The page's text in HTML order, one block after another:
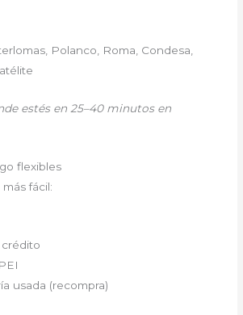
Polanco, Roma, Condesa,
estés en 25–40 minutos en
flexibles
fácil:
usada (recompra)